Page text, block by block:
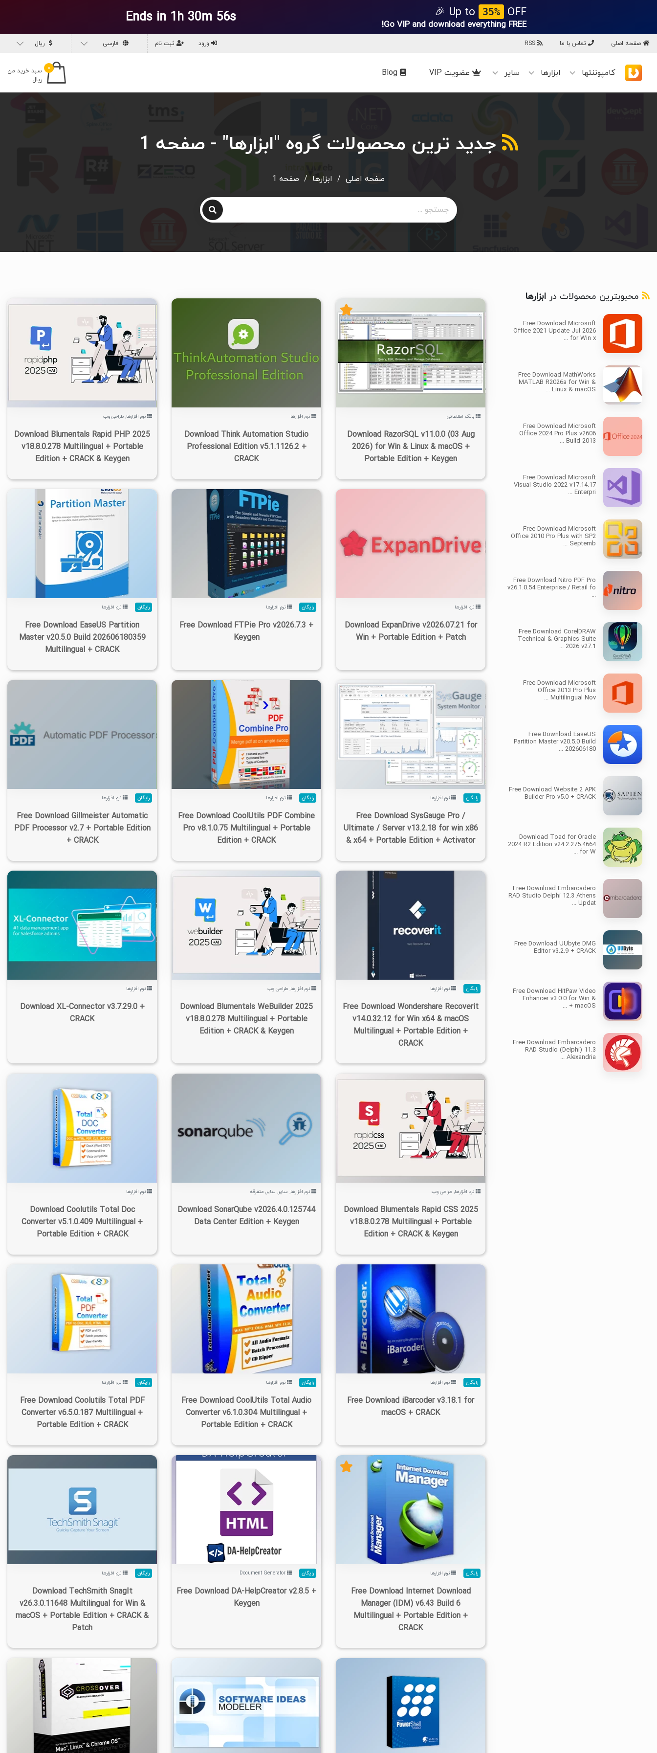
Up to 35% OFF 🎉
Go VIP and download everything FREE!
Ends in 1h 30m 54s
صفحه اصلی تماس با ما ورود ثبت نام فارسی ریال
کامپوننتها ابزارها سایر عضویت VIP ۰
سبد خرید من
ریال
جدید ترین محصولات گروه "ابزارها" - صفحه 1
صفحه اصلی / ابزارها / صفحه 1
محبوبترین محصولات در ابزارها
Free Download Microsoft
Office 2021 Update Jul 2026
for Win x ...
Free Download MathWorks
MATLAB R2026a for Win &
Linux & macOS ...
Free Download Microsoft
Office 2024 Pro Plus v2606
Build 2013 ...
Free Download Microsoft
Visual Studio 2022 v17.14.17
Enterpri ...
Free Download Microsoft
Office 2010 Pro Plus with SP2
Septemb ...
Free Download Nitro PDF Pro
v26.1.0.54 Enterprise / Retail fo
...
Free Download CorelDRAW
Technical & Graphics Suite
2026 v27.1 ...
Free Download Microsoft
Office 2013 Pro Plus
Multilingual Nov ...
Free Download EaseUS
Partition Master v20.5.0 Build
202606180 ...
Free Download Website 2 APK
Builder Pro v5.0 + CRACK
Download Toad for Oracle
2024 R2 Edition v24.2.275.4664
for W ...
Free Download Embarcadero
RAD Studio Delphi 12.3 Athens
Updat ...
Free Download UUbyte DMG
Editor v3.2.9 + CRACK
Free Download HitPaw Video
Enhancer v3.0.0 for Win &
macOS + ...
Free Download Embarcadero
RAD Studio (Delphi) 11.3
Alexandria ...
۱۰/۹K ۴۳/۳K ۱۴۰۵/۰۵/۱۵ ۰
بانک اطلاعاتی
Download RazorSQL v11.0.0 (03 Aug
2026) for Win & Linux & macOS +
Portable Edition + Keygen
۴۸۵ ۵/۶۹K ۳
نرم افزارها
Download Think Automation Studio
Professional Edition v5.1.1126.2 +
CRACK
۴/۶۴K ۱۴۰۵/۰۵/۱۵ ۵
نرم افزارها, طراحی وب
Download Blumentals Rapid PHP 2025
v18.8.0.278 Multilingual + Portable
Edition + CRACK & Keygen
۲۸۶ ۳/۷۸K ۱۴۰۵/۰۵/۱۵ ۱
نرم افزارها
Download ExpanDrive v2026.07.21 for
Win + Portable Edition + Patch
۵/۷۸K ۱۴۰۵/۰۵/۱۵
رایگان نرم افزارها
Free Download FTPie Pro v2026.7.3 +
Keygen
۳۳۸K
رایگان نرم افزارها
Free Download EaseUS Partition
Master v20.5.0 Build 202606180359
Multilingual + CRACK
۲/۲K
رایگان نرم افزارها
Free Download SysGauge Pro /
Ultimate / Server v13.2.18 for win x86
& x64 + Portable Edition + Activator
۵/۶۵K ۱۴۰۵/۰۵/۱۵
رایگان نرم افزارها
Free Download CoolUtils PDF Combine
Pro v8.1.0.75 Multilingual + Portable
Edition + CRACK
۳
رایگان نرم افزارها
Free Download Gillmeister Automatic
PDF Processor v2.7 + Portable Edition
+ CRACK
۲۳۳K ۱۴۰۵/۰۵/۱۵
رایگان نرم افزارها
Free Download Wondershare Recoverit
v14.0.32.12 for Win x64 & macOS
Multilingual + Portable Edition +
CRACK
۱/۷۷K ۱۴۰۵/۰۵/۱۴ ۴
نرم افزارها, طراحی وب
Download Blumentals WeBuilder 2025
v18.8.0.278 Multilingual + Portable
Edition + CRACK & Keygen
۳۵۹ ۵/۴۸K ۳
نرم افزارها
Download XL-Connector v3.7.29.0 +
CRACK
۱/۷۴K ۱۴۰۵/۰۵/۱۴ ۴
نرم افزارها, طراحی وب
Download Blumentals Rapid CSS 2025
v18.8.0.278 Multilingual + Portable
Edition + CRACK & Keygen
۲/۳۴K ۴۵K ۱۴۰۵/۰۵/۱۴ ۳
نرم افزارها, سایر, سایر, متفرقه
Download SonarQube v2026.4.0.125744
Data Center Edition + Keygen
۸K ۱۴۰۵/۰۵/۱۴
نرم افزارها
Download Coolutils Total Doc
Converter v5.1.0.409 Multilingual +
Portable Edition + CRACK
۱۴۰۵/۰۵/۱۴ ۰
رایگان نرم افزارها
Free Download iBarcoder v3.18.1 for
macOS + CRACK
۵/۰۳K ۱۴۰۵/۰۵/۱۴
رایگان نرم افزارها
Free Download CoolUtils Total Audio
Converter v6.1.0.304 Multilingual +
Portable Edition + CRACK
۸/۴۹K ۱۴۰۵/۰۵/۱۴
رایگان نرم افزارها
Free Download Coolutils Total PDF
Converter v6.5.0.187 Multilingual +
Portable Edition + CRACK
۱۴۰۵/۰۵/۱۴
رایگان نرم افزارها
Free Download Internet Download
Manager (IDM) v6.43 Build 6
Multilingual + Portable Edition +
CRACK
۹/۵۸K ۱۴۰۵/۰۵/۱۴
رایگان Document Generator
Free Download DA-HelpCreator v2.8.5 +
Keygen
۱۴۰۵/۰۵/۱۲
رایگان نرم افزارها
Download TechSmith SnagIt
v26.3.0.11648 Multilingual for Win &
macOS + Portable Edition + CRACK &
Patch
۱۴۰۵/۰۵/۱۲ ۱۴۰۵/۰۵/۱۲